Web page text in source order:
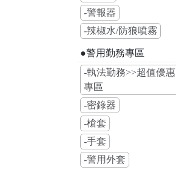
-警報器
-辣椒水/防狼噴霧
●警用勤務專區
-執法勤務>>超值優惠
專區
-密錄器
-槍套
-手套
-警用外套